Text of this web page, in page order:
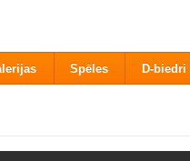
Spēles D-biedri